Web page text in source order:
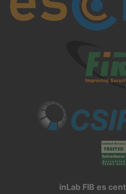
inLab FIB es